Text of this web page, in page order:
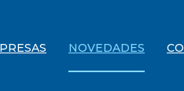
NOVEDADES